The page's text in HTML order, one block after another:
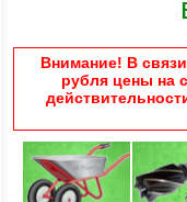
Внимание! В
рубля цены на